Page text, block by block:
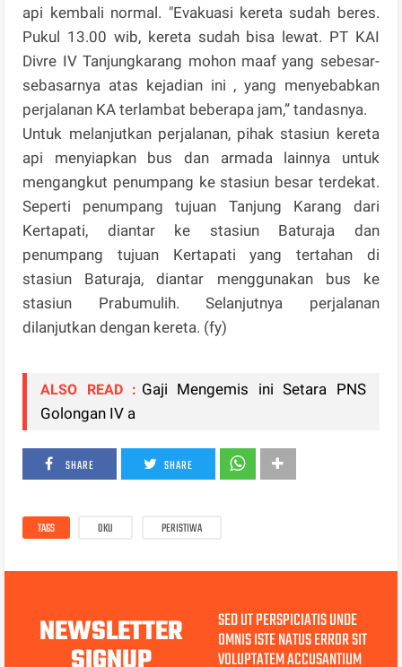
api kembali normal. "Evakuasi kereta sudah beres.
Pukul 13.00 wib, kereta sudah bisa lewat. PT KAI
Divre IV Tanjungkarang mohon maaf yang sebesar-
sebasarnya atas kejadian ini , yang menyebabkan
perjalanan KA terlambat beberapa jam,” tandasnya.
Untuk melanjutkan perjalanan, pihak stasiun kereta
api menyiapkan bus dan armada lainnya untuk
mengangkut penumpang ke stasiun besar terdekat.
Seperti penumpang tujuan Tanjung Karang dari
Kertapati, diantar ke stasiun Baturaja dan
penumpang tujuan Kertapati yang tertahan di
stasiun Baturaja, diantar menggunakan bus ke
stasiun Prabumulih. Selanjutnya perjalanan
dilanjutkan dengan kereta. (fy)
ALSO READ : Gaji Mengemis ini Setara PNS
Golongan IV a
SHARE SHARE
TAGS OKU PERISTIWA
NEWSLETTER SED UT PERSPICIATIS UNDE
OMNIS ISTE NATUS ERROR SIT
VOLUPTATEM ACCUSANTIUM